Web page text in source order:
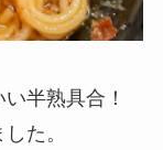
半熟具合！
た。